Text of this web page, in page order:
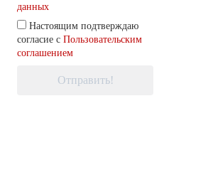
данных
Настоящим подтверждаю
согласие с Пользовательским
соглашением
Отправить!